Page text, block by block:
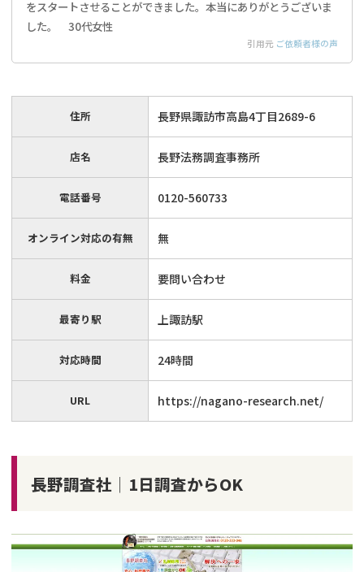
をスタートさせることができました。本当にありがとうございま
した。 30代女性
引用元 ご依頼者様の声
住所 長野県諏訪市高島4丁目2689-6
店名 長野法務調査事務所
電話番号 0120-560733
オンライン対応の有無 無
料金 要問い合わせ
最寄り駅 上諏訪駅
対応時間 24時間
URL https://nagano-research.net/
長野調査社│1日調査からOK